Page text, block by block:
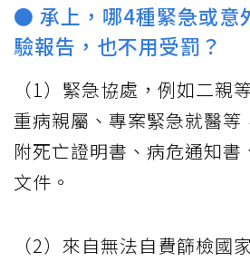
● 承上，哪4種緊急或意
驗報告，也不用受罰？
（1）緊急協處，例如二親
重病親屬、專案緊急就醫等
附死亡證明書、病危通知書
文件。
（2）來自無法自費篩檢國